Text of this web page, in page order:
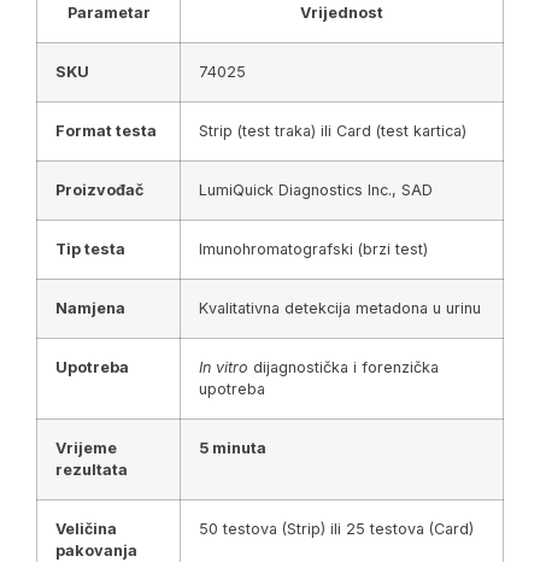
Parametar Vrijednost
SKU 74025
Format testa Strip (test traka) ili Card (test kartica)
Proizvođač LumiQuick Diagnostics Inc., SAD
Tip testa Imunohromatografski (brzi test)
Namjena Kvalitativna detekcija metadona u urinu
Upotreba In vitro dijagnostička i forenzička
upotreba
Vrijeme
rezultata
5 minuta
Veličina
pakovanja
50 testova (Strip) ili 25 testova (Card)